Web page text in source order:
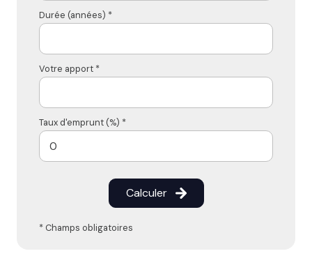
Durée (années) *
Votre apport *
Taux d'emprunt (%) *
Calculer
* Champs obligatoires